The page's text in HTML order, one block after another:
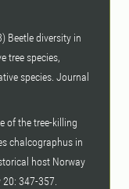
Beetle diversity in
tree species,
species. Journal
of the tree-killing
chalcographus in
host Norway
347-357.